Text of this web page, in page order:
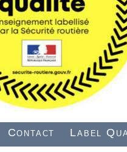
Contact Label